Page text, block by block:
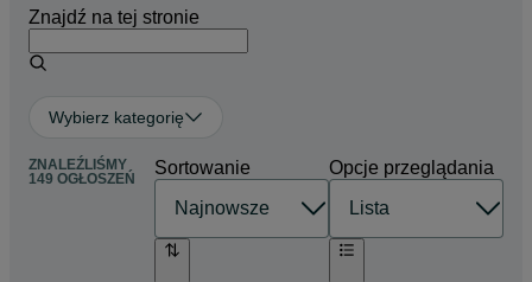
Znajdź na tej stronie
Wybierz kategorię
ZNALEŹLIŚMY
149 OGŁOSZEŃ
Sortowanie Opcje przeglądania